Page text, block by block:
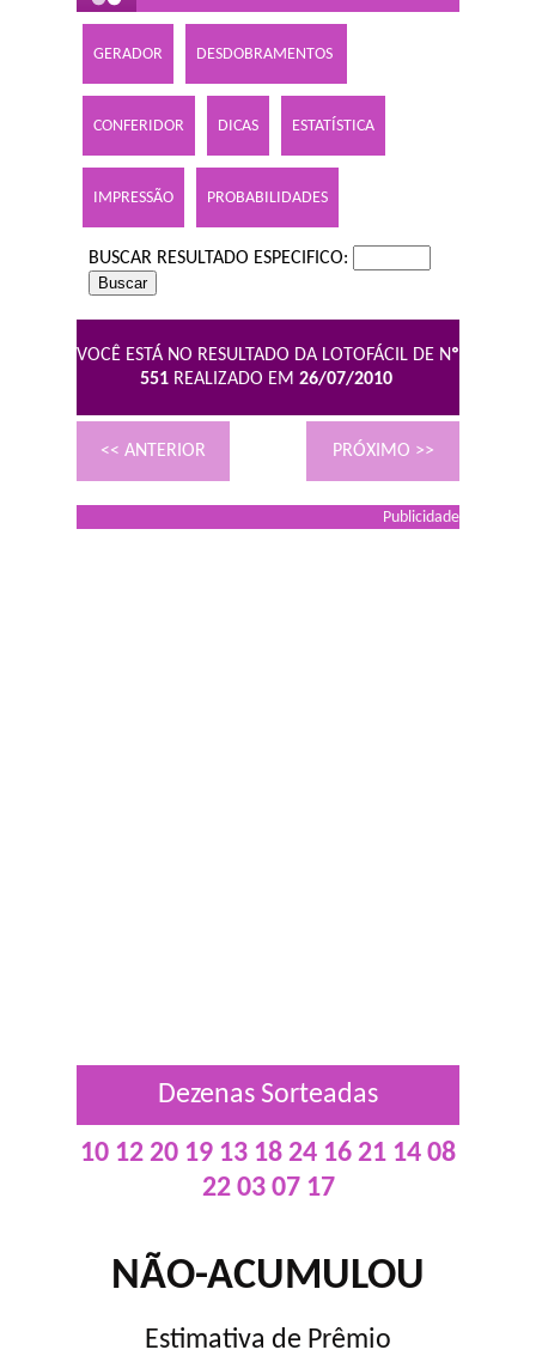
GERADOR DESDOBRAMENTOS
CONFERIDOR DICAS ESTATÍSTICA
IMPRESSÃO PROBABILIDADES
BUSCAR RESULTADO ESPECIFICO:
VOCÊ ESTÁ NO RESULTADO DA LOTOFÁCIL DE Nº
551 REALIZADO EM 26/07/2010
<< ANTERIOR PRÓXIMO >>
Publicidade
Dezenas Sorteadas
10 12 20 19 13 18 24 16 21 14 08
22 03 07 17
NÃO-ACUMULOU
Estimativa de Prêmio